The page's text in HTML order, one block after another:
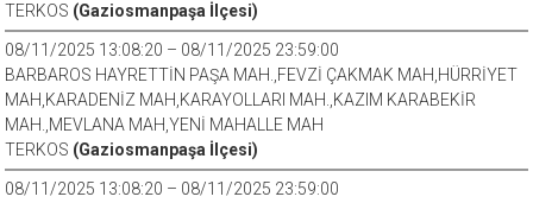
TERKOS (Gaziosmanpaşa İlçesi)
08/11/2025 13:08:20 – 08/11/2025 23:59:00
BARBAROS HAYRETTİN PAŞA MAH.,FEVZİ ÇAKMAK MAH,HÜRRİYET
MAH,KARADENİZ MAH,KARAYOLLARI MAH.,KAZIM KARABEKİR
MAH.,MEVLANA MAH,YENİ MAHALLE MAH
TERKOS (Gaziosmanpaşa İlçesi)
08/11/2025 13:08:20 – 08/11/2025 23:59:00